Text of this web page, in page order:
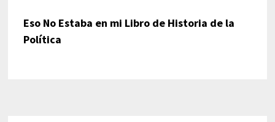
Eso No Estaba en mi Libro de Historia de la
Política